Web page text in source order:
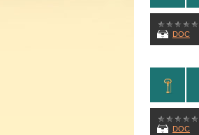
DOC
DOC